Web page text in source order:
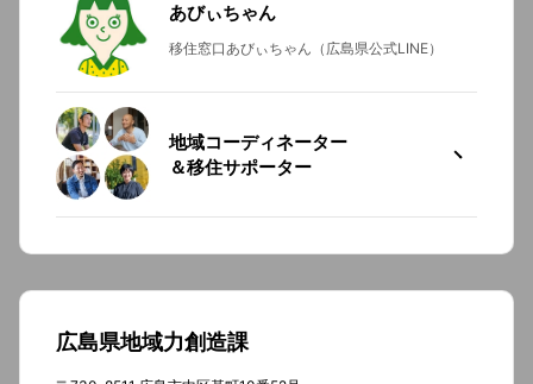
あびぃちゃん
移住窓口あびぃちゃん（広島県公式LINE）
地域コーディネーター
＆移住サポーター
広島県地域力創造課